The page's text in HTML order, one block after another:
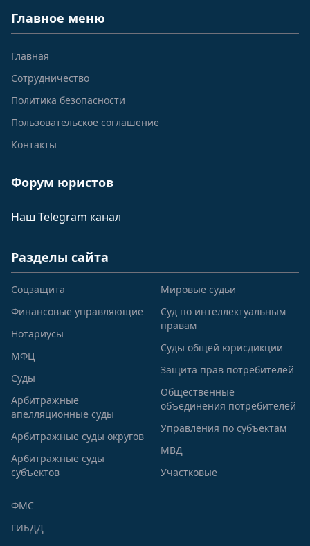
Главное меню
Главная
Сотрудничество
Политика безопасности
Пользовательское соглашение
Контакты
Форум юристов
Наш Telegram канал
Разделы сайта
Соцзащита
Финансовые управляющие
Нотариусы
МФЦ
Суды
Арбитражные
апелляционные суды
Арбитражные суды округов
Арбитражные суды
субъектов
Мировые судьи
Суд по интеллектуальным
правам
Суды общей юрисдикции
Защита прав потребителей
Общественные
объединения потребителей
Управления по субъектам
МВД
Участковые
ФМС
ГИБДД